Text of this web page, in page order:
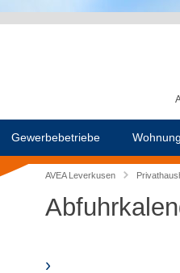
Gewerbebetriebe
AVEA Leverkusen
›